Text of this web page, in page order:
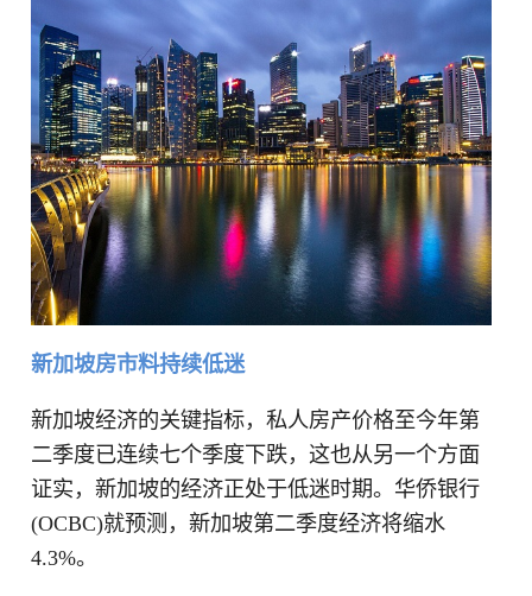
新加坡房市料持续低迷
新加坡经济的关键指标，私人房产价格至今年第
二季度已连续七个季度下跌，这也从另一个方面
证实，新加坡的经济正处于低迷时期。华侨银行
(OCBC)就预测，新加坡第二季度经济将缩水
4.3%。